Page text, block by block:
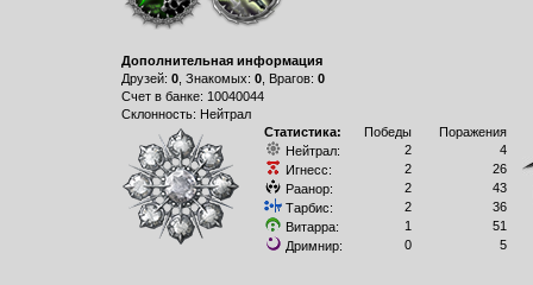
Дополнительная информация
Друзей: 0, Знакомых: 0, Врагов: 0
Счет в банке: 10040044
Склонность: Нейтрал
Статистика:
Победы
Поражения
Нейтрал:
2
4
Игнесс:
2
26
Раанор:
2
43
Тарбис:
2
36
Витарра:
1
51
Дримнир:
0 5